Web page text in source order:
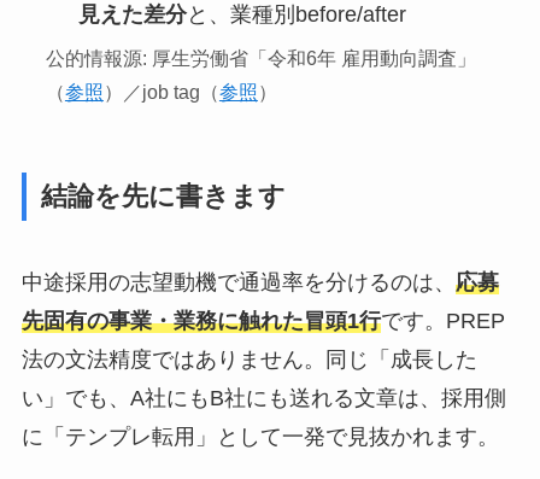
見えた差分と、業種別before/after
公的情報源: 厚生労働省「令和6年 雇用動向調査」
（参照）／job tag（参照）
結論を先に書きます
中途採用の志望動機で通過率を分けるのは、 応募
先固有の事業・業務に触れた冒頭1行です。PREP
法の文法精度ではありません。同じ「成長した
い」でも、A社にもB社にも送れる文章は、採用側
に「テンプレ転用」として一発で見抜かれます。